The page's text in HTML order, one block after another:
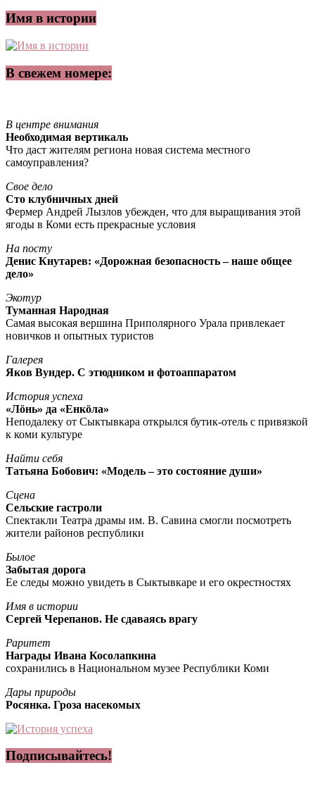
Имя в истории
В свежем номере:
В центре внимания
Необходимая вертикаль
Что даст жителям региона новая система местного
самоуправления?
Свое дело
Сто клубничных дней
Фермер Андрей Лызлов убежден, что для выращивания этой
ягоды в Коми есть прекрасные условия
На посту
Денис Кнутарев: «Дорожная безопасность – наше общее
дело»
Экотур
Туманная Народная
Самая высокая вершина Приполярного Урала привлекает
новичков и опытных туристов
Галерея
Яков Вундер. С этюдником и фотоаппаратом
История успеха
«Лöнь» да «Енкöла»
Неподалеку от Сыктывкара открылся бутик-отель с привязкой
к коми культуре
Найти себя
Татьяна Бобович: «Модель – это состояние души»
Сцена
Сельские гастроли
Спектакли Театра драмы им. В. Савина смогли посмотреть
жители районов республики
Былое
Забытая дорога
Ее следы можно увидеть в Сыктывкаре и его окрестностях
Имя в истории
Сергей Черепанов. Не сдаваясь врагу
Раритет
Награды Ивана Косолапкина
сохранились в Национальном музее Республики Коми
Дары природы
Росянка. Гроза насекомых
Подписывайтесь!